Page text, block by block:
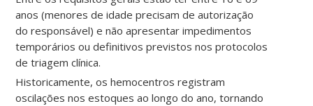
anos (menores de idade precisam de autorização
do responsável) e não apresentar impedimentos
temporários ou definitivos previstos nos protocolos
de triagem clínica.
Historicamente, os hemocentros registram
oscilações nos estoques ao longo do ano, tornando